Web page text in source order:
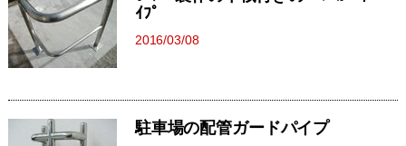
ｲﾌﾟ
2016/03/08
駐車場の配管ガードパイプ